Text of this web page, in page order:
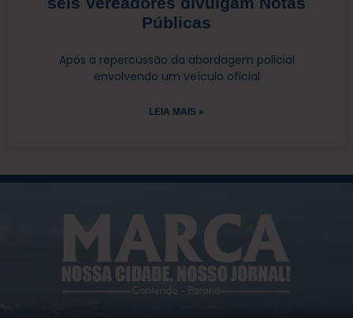
Públicas
Após a repercussão da abordagem policial
envolvendo um veículo oficial
LEIA MAIS »